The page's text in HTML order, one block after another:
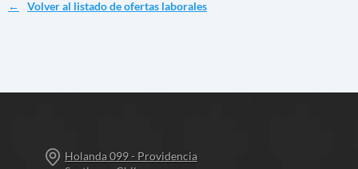
Volver al listado de ofertas laborales
Holanda 099 - Providencia